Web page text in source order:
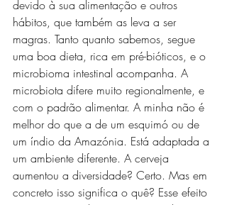
devido à sua alimentação e outros
hábitos, que também as leva a ser
magras. Tanto quanto sabemos, segue
uma boa dieta, rica em pré-bióticos, e o
microbioma intestinal acompanha. A
microbiota difere muito regionalmente, e
com o padrão alimentar. A minha não é
melhor do que a de um esquimó ou de
um índio da Amazónia. Está adaptada a
um ambiente diferente. A cerveja
aumentou a diversidade? Certo. Mas em
concreto isso significa o quê? Esse efeito